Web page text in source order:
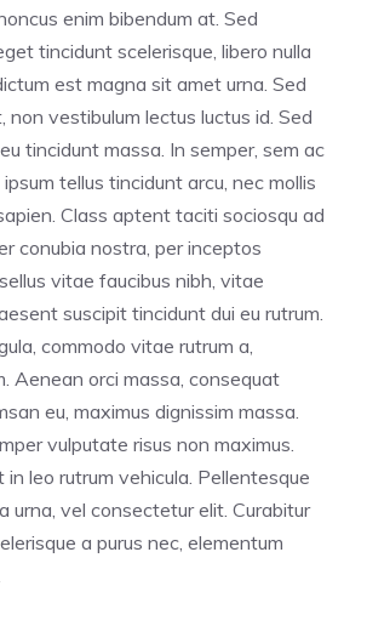
enim bibendum at. Sed
tincidunt scelerisque, libero nulla
est magna sit amet urna. Sed
non vestibulum lectus luctus id. Sed
tincidunt massa. In semper, sem ac
tellus tincidunt arcu, nec mollis
Class aptent taciti sociosqu ad
conubia nostra, per inceptos
vitae faucibus nibh, vitae
suscipit tincidunt dui eu rutrum.
commodo vitae rutrum a,
Aenean orci massa, consequat
eu, maximus dignissim massa.
vulputate risus non maximus.
in leo rutrum vehicula. Pellentesque
urna, vel consectetur elit. Curabitur
a purus nec, elementum